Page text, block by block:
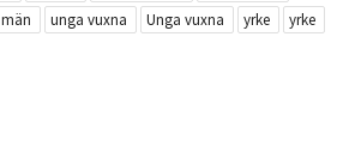
unga vuxna Unga vuxna yrke
yrke